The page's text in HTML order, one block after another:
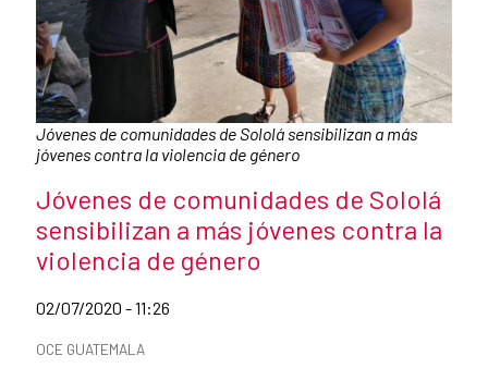
Caption:
Jóvenes de comunidades de Sololá sensibilizan a más
jóvenes contra la violencia de género
News title
Jóvenes de comunidades de Sololá
sensibilizan a más jóvenes contra la
violencia de género
Date of publication of the news item
02/07/2020 - 11:26
News categories
OCE GUATEMALA